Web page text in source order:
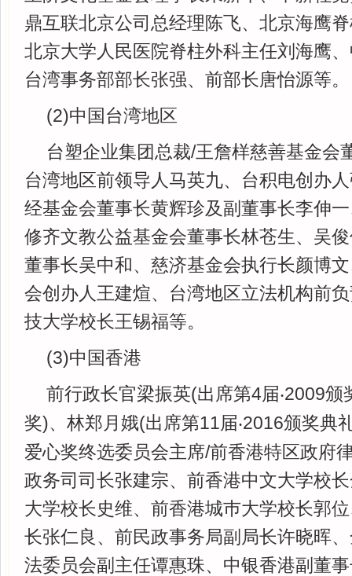
鼎互联北京公司总经理陈飞、北京海鹰
北京大学人民医院脊柱外科主任刘海鹰
台湾事务部部长张强、前部长唐怡源等。
(2)中国台湾地区
台塑企业集团总裁/王詹样慈善基金会
台湾地区前领导人马英九、台积电创办
经基金会董事长黄辉珍及副董事长李伸
修齐文教公益基金会董事长林苍生、吴
董事长吴中和、慈济基金会执行长颜博
会创办人王建煊、台湾地区立法机构前
技大学校长王锡福等。
(3)中国香港
前行政长官梁振英(出席第4届‧2009颁
奖)、林郑月娥(出席第11届‧2016颁奖典
爱心奖终选委员会主席/前香港特区政府
政务司司长张建宗、前香港中文大学校
大学校长史维、前香港城巿大学校长郭
长张仁良、前民政事务局副局长许晓晖
法委员会副主任谭惠珠、中银香港副董